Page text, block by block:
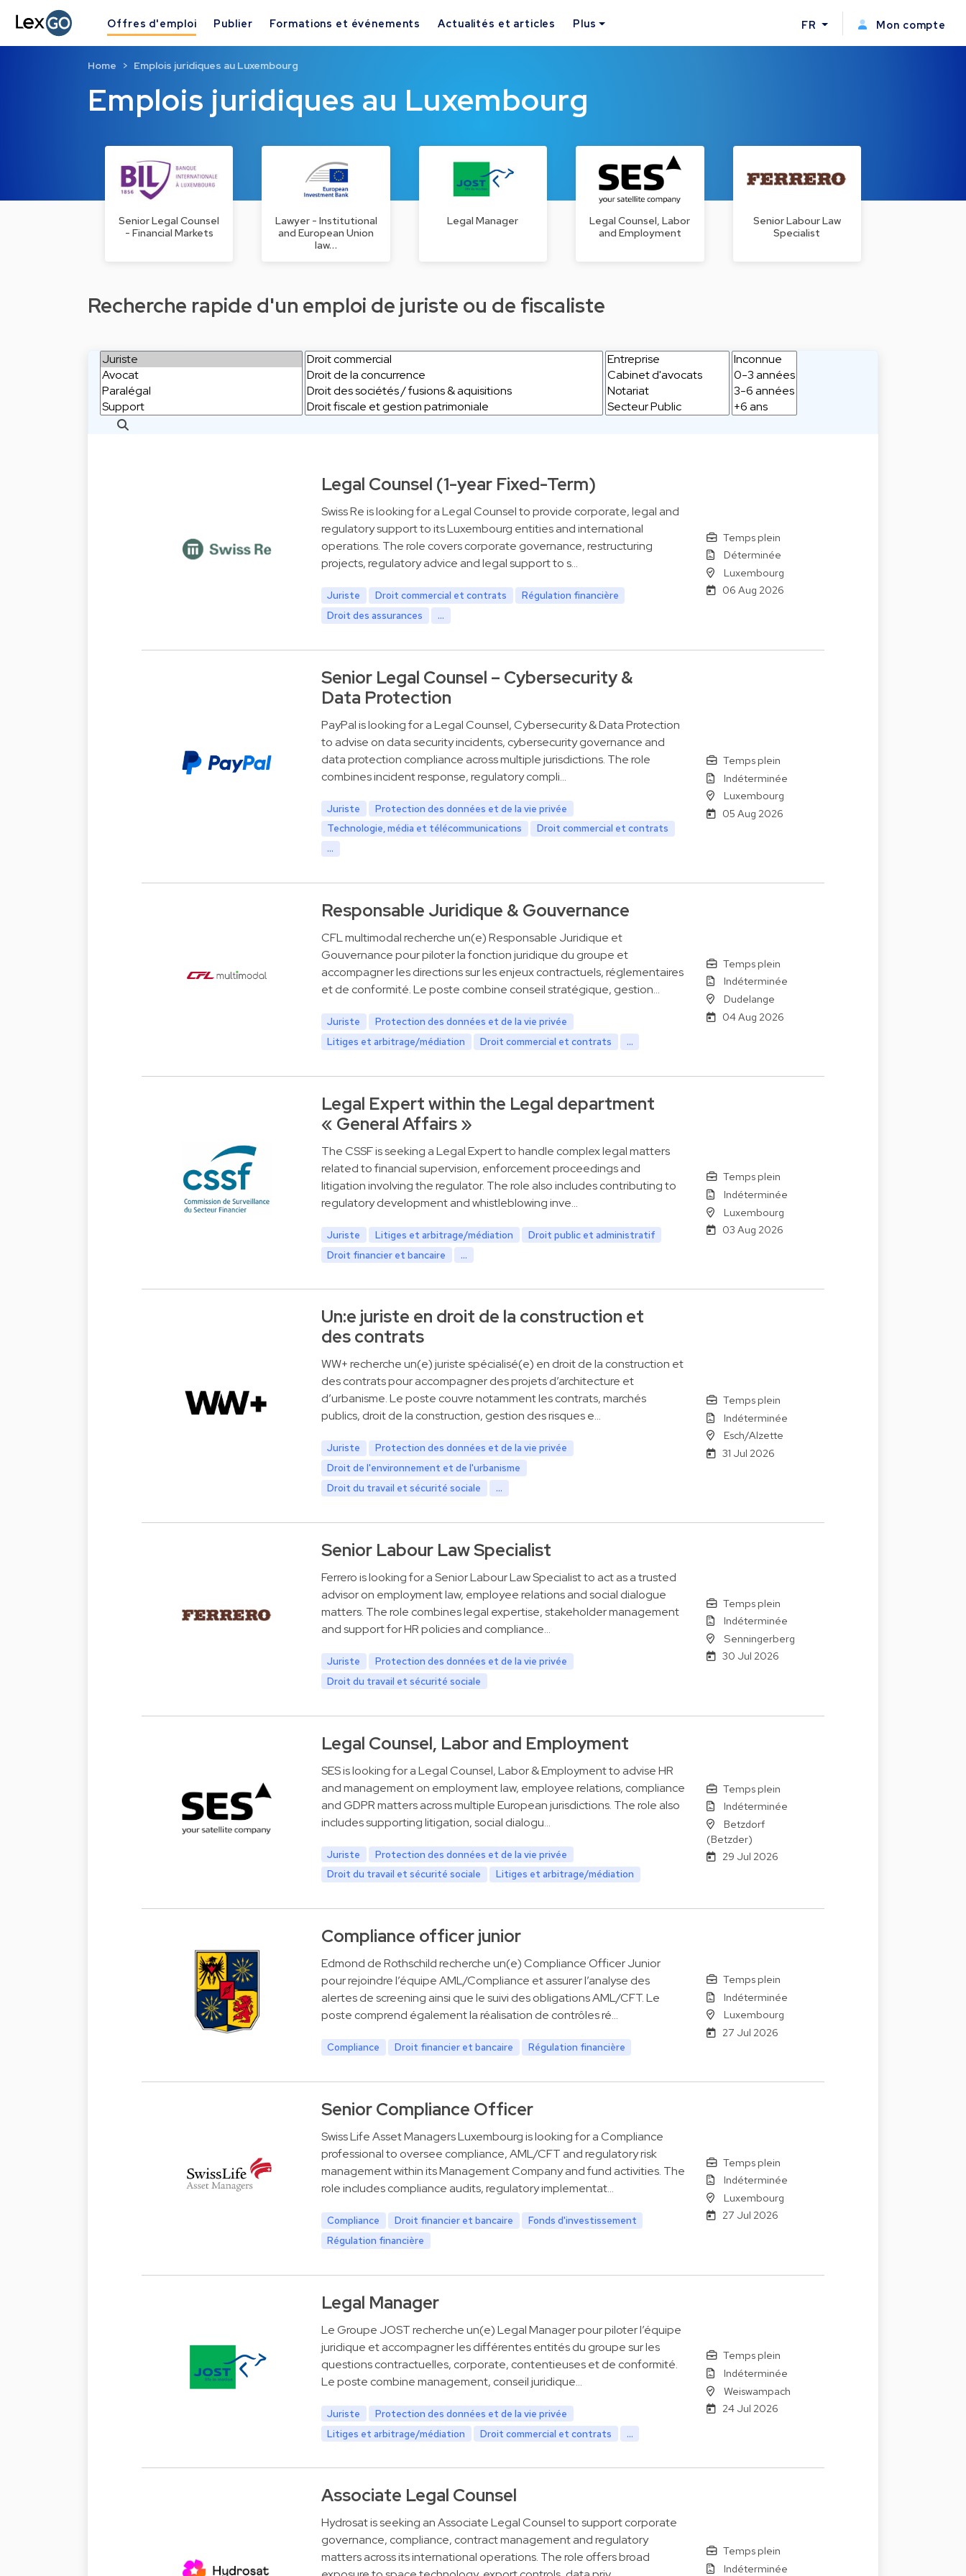
Offres d'emploi Publier Formations et événements Actualités et articles Plus FR Mon compte
Emplois juridiques au Luxembourg
Home Emplois juridiques au Luxembourg
Senior Legal Counsel
- Financial Markets
Lawyer - Institutional
and European Union
law…
Legal Manager
Legal Counsel, Labor
and Employment
Senior Labour Law
Specialist
Recherche rapide d'un emploi de juriste ou de fiscaliste
Legal Counsel (1-year Fixed-Term)
Swiss Re is looking for a Legal Counsel to provide corporate, legal and
regulatory support to its Luxembourg entities and international
operations. The role covers corporate governance, restructuring
projects, regulatory advice and legal support to s…
Juriste Droit commercial et contrats
Régulation financière
Droit des assurances
...
Temps plein
Déterminée
Luxembourg
06 Aug 2026
Senior Legal Counsel – Cybersecurity &
Data Protection
PayPal is looking for a Legal Counsel, Cybersecurity & Data Protection
to advise on data security incidents, cybersecurity governance and
data protection compliance across multiple jurisdictions. The role
combines incident response, regulatory compli…
Juriste
Protection des données et de la vie privée
Technologie, média et télécommunications
Droit commercial et contrats
...
Temps plein
Indéterminée
Luxembourg
05 Aug 2026
Responsable Juridique & Gouvernance
CFL multimodal recherche un(e) Responsable Juridique et
Gouvernance pour piloter la fonction juridique du groupe et
accompagner les directions sur les enjeux contractuels, réglementaires
et de conformité. Le poste combine conseil stratégique, gestion…
Juriste
Protection des données et de la vie privée
Litiges et arbitrage/médiation
Droit commercial et contrats ...
Temps plein
Indéterminée
Dudelange
04 Aug 2026
Legal Expert within the Legal department
« General Affairs »
The CSSF is seeking a Legal Expert to handle complex legal matters
related to financial supervision, enforcement proceedings and
litigation involving the regulator. The role also includes contributing to
regulatory development and whistleblowing inve…
Juriste Litiges et arbitrage/médiation
Droit public et administratif
Droit financier et bancaire
...
Temps plein
Indéterminée
Luxembourg
03 Aug 2026
Un:e juriste en droit de la construction et
des contrats
WW+ recherche un(e) juriste spécialisé(e) en droit de la construction et
des contrats pour accompagner des projets d’architecture et
d’urbanisme. Le poste couvre notamment les contrats, marchés
publics, droit de la construction, gestion des risques e…
Juriste
Protection des données et de la vie privée
Droit de l'environnement et de l'urbanisme
Droit du travail et sécurité sociale
...
Temps plein
Indéterminée
Esch/Alzette
31 Jul 2026
Senior Labour Law Specialist
Ferrero is looking for a Senior Labour Law Specialist to act as a trusted
advisor on employment law, employee relations and social dialogue
matters. The role combines legal expertise, stakeholder management
and support for HR policies and compliance…
Juriste
Protection des données et de la vie privée
Droit du travail et sécurité sociale
Temps plein
Indéterminée
Senningerberg
30 Jul 2026
Legal Counsel, Labor and Employment
SES is looking for a Legal Counsel, Labor & Employment to advise HR
and management on employment law, employee relations, compliance
and GDPR matters across multiple European jurisdictions. The role also
includes supporting litigation, social dialogu…
Juriste
Protection des données et de la vie privée
Droit du travail et sécurité sociale
Litiges et arbitrage/médiation
Temps plein
Indéterminée
Betzdorf
(Betzder)
29 Jul 2026
Compliance officer junior
Edmond de Rothschild recherche un(e) Compliance Officer Junior
pour rejoindre l’équipe AML/Compliance et assurer l’analyse des
alertes de screening ainsi que le suivi des obligations AML/CFT. Le
poste comprend également la réalisation de contrôles ré…
Compliance Droit financier et bancaire Régulation financière
Temps plein
Indéterminée
Luxembourg
27 Jul 2026
Senior Compliance Officer
Swiss Life Asset Managers Luxembourg is looking for a Compliance
professional to oversee compliance, AML/CFT and regulatory risk
management within its Management Company and fund activities. The
role includes compliance audits, regulatory implementat…
Compliance Droit financier et bancaire
Fonds d'investissement
Régulation financière
Temps plein
Indéterminée
Luxembourg
27 Jul 2026
Legal Manager
Le Groupe JOST recherche un(e) Legal Manager pour piloter l’équipe
juridique et accompagner les différentes entités du groupe sur les
questions contractuelles, corporate, contentieuses et de conformité.
Le poste combine management, conseil juridique…
Juriste
Protection des données et de la vie privée
Litiges et arbitrage/médiation
Droit commercial et contrats ...
Temps plein
Indéterminée
Weiswampach
24 Jul 2026
Associate Legal Counsel
Hydrosat is seeking an Associate Legal Counsel to support corporate
governance, compliance, contract management and regulatory
matters across its international operations. The role offers broad
Temps plein
Indéterminée